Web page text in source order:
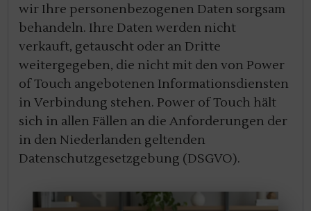
wir Ihre personenbezogenen Daten sorgsam
behandeln. Ihre Daten werden nicht
verkauft, getauscht oder an Dritte
weitergegeben, die nicht mit den von Power
of Touch angebotenen Informationsdiensten
in Verbindung stehen. Power of Touch hält
sich in allen Fällen an die Anforderungen der
in den Niederlanden geltenden
Datenschutzgesetzgebung (DSGVO).